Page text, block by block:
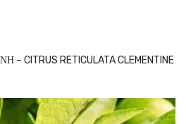
CITRUS RETICULATA CLEMENTINE